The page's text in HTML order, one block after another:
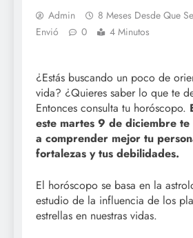
Admin
8 Meses Desde Que Se
Envió
0 4 Minutos
¿Estás buscando un poco de
vida? ¿Quieres saber lo que te
Entonces consulta tu horóscopo.
este martes 9 de diciembre
a comprender mejor tu
fortalezas y tus debilidades.
El horóscopo se basa en la
estudio de la influencia de los
estrellas en nuestras vidas.